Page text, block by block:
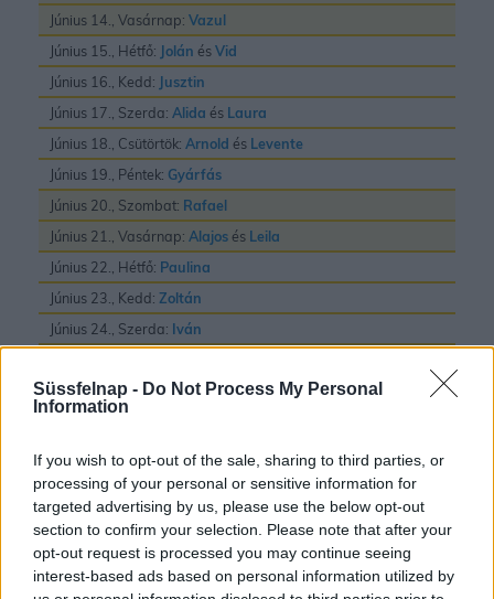
Süssfelnap - Do Not Process My Personal
Information
If you wish to opt-out of the sale, sharing to third parties, or
processing of your personal or sensitive information for
targeted advertising by us, please use the below opt-out
section to confirm your selection. Please note that after your
opt-out request is processed you may continue seeing
interest-based ads based on personal information utilized by
Június 14., Vasárnap: Vazul
Június 15., Hétfő: Jolán ésVid
Június 16., Kedd: Jusztin
Június 17., Szerda: Alida és Laura
Június 18., Csütörtök: Arnold és Levente
Június 19., Péntek: Gyárfás
Június 20., Szombat: Rafael
Június 21., Vasárnap: Alajos és Leila
Június 22., Hétfő: Paulina
Június 23., Kedd: Zoltán
Június 24., Szerda: Iván
Június 26., Péntek: János ésPál
Június 28., Vasárnap:
Irén
Levente
Június 29., Hétfő:PálésPéter
Június 30., Kedd:Pál